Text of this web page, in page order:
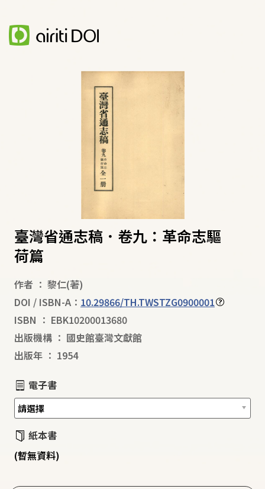
臺灣省通志稿．卷九：革命志驅
荷篇
作者 ： 黎仁(著)
DOI / ISBN-A： 10.29866/TH.TWSTZG0900001
ISBN ： EBK10200013680
出版機構 ： 國史館臺灣文獻館
出版年 ： 1954
電子書
紙本書
(暫無資料)